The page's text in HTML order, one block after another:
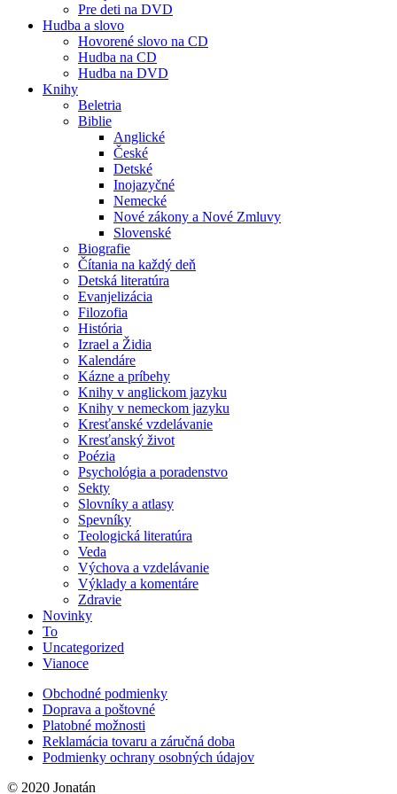
Pre deti na DVD
Hudba a slovo
Hovorené slovo na CD
Hudba na CD
Hudba na DVD
Knihy
Beletria
Biblie
Anglické
České
Detské
Inojazyčné
Nemecké
Nové zákony a Nové Zmluvy
Slovenské
Biografie
Čítania na každý deň
Detská literatúra
Evanjelizácia
Filozofia
História
Izrael a Židia
Kalendáre
Kázne a príbehy
Knihy v anglickom jazyku
Knihy v nemeckom jazyku
Kresťanské vzdelávanie
Kresťanský život
Poézia
Psychológia a poradenstvo
Sekty
Slovníky a atlasy
Spevníky
Teologická literatúra
Veda
Výchova a vzdelávanie
Výklady a komentáre
Zdravie
Novinky
To
Uncategorized
Vianoce
Obchodné podmienky
Doprava a poštovné
Platobné možnosti
Reklamácia tovaru a záručná doba
Podmienky ochrany osobných údajov
© 2020 Jonatán